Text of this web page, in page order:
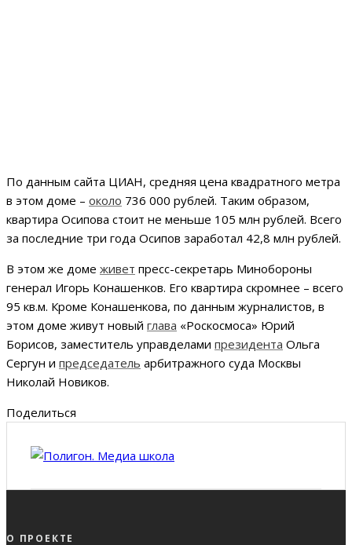
По данным сайта ЦИАН, средняя цена квадратного метра
в этом доме – около 736 000 рублей. Таким образом,
квартира Осипова стоит не меньше 105 млн рублей. Всего
за последние три года Осипов заработал 42,8 млн рублей.
В этом же доме живет пресс-секретарь Минобороны
генерал Игорь Конашенков. Его квартира скромнее – всего
95 кв.м. Кроме Конашенкова, по данным журналистов, в
этом доме живут новый глава «Роскосмоса» Юрий
Борисов, заместитель управделами президента Ольга
Сергун и председатель арбитражного суда Москвы
Николай Новиков.
Поделиться
О ПРОЕКТЕ